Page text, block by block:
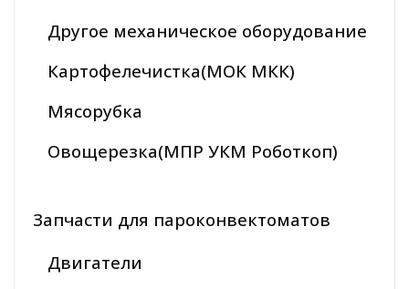
Другое механическое оборудование
Картофелечистка(МОК МКК)
Мясорубка
Овощерезка(МПР УКМ Роботкоп)
Запчасти для пароконвектоматов
Двигатели